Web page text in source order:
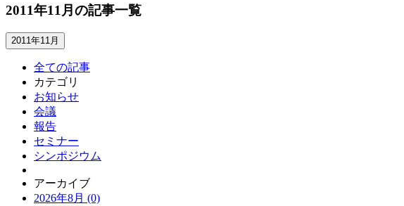
2011年11月の記事一覧
2011年11月
全ての記事
カテゴリ
お知らせ
会議
報告
セミナー
シンポジウム
アーカイブ
2026年8月 (0)